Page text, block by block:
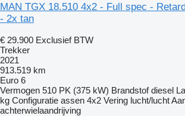
MAN TGX 18.510 4x2 - Full spec -
- 2x tan
€ 29.900 Exclusief BTW
Trekker
2021
913.519 km
Euro 6
Vermogen 510 PK (375 kW) Brandstof diesel
kg Configuratie assen 4x2 Vering lucht/lucht
achterwielaandrijving